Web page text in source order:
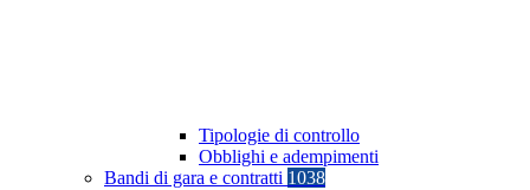
Tipologie di controllo
Obblighi e adempimenti
Bandi di gara e contratti 1038